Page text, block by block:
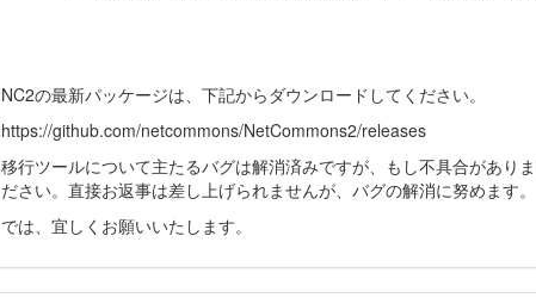
NC2の最新パッケージは、下記からダウンロードしてください。
https://github.com/netcommons/NetCommons2/releases
移行ツールについて主たるバグは解消済みですが、もし不具合があり
ださい。直接お返事は差し上げられませんが、バグの解消に努めます。
では、宜しくお願いいたします。